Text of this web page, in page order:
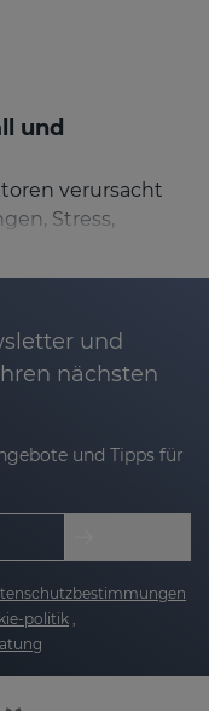
und
verursacht
Stress,
nach der Geburt
(Telogenphase)
Dicke und
entwickelt,
der
und
nächsten
und Tipps für
politik ,